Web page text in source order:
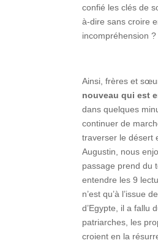
confié les clés de
à-dire sans croire
incompréhension ?
Ainsi, frères et
nouveau qui est
dans quelques
continuer de
traverser le désert
Augustin, nous
passage prend du
entendre les 9
n’est qu’à l’issue
d’Egypte, il a fallu
patriarches, les
croient en la